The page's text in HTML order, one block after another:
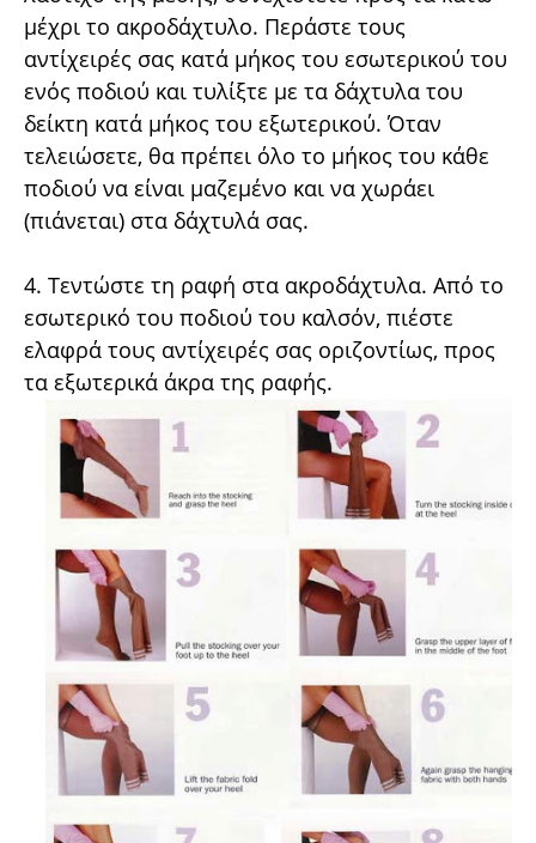
μέχρι το ακροδάχτυλο. Περάστε τους
αντίχειρές σας κατά μήκος του εσωτερικού του
ενός ποδιού και τυλίξτε με τα δάχτυλα του
δείκτη κατά μήκος του εξωτερικού. Όταν
τελειώσετε, θα πρέπει όλο το μήκος του κάθε
ποδιού να είναι μαζεμένο και να χωράει
(πιάνεται) στα δάχτυλά σας.
4. Τεντώστε τη ραφή στα ακροδάχτυλα. Από το
εσωτερικό του ποδιού του καλσόν, πιέστε
ελαφρά τους αντίχειρές σας οριζοντίως, προς
τα εξωτερικά άκρα της ραφής.